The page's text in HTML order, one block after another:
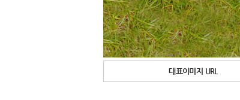
대표이미지 URL